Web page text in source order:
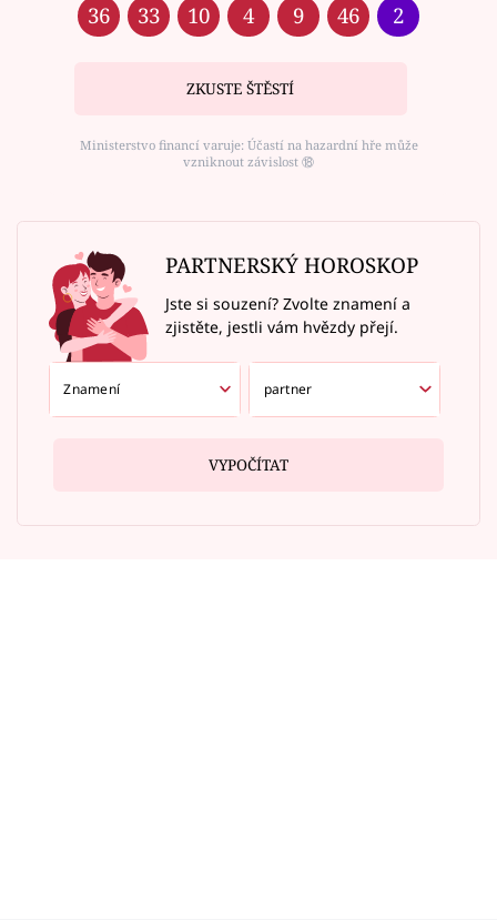
36 33 10 4 9 46 2
ZKUSTE ŠTĚSTÍ
Ministerstvo financí varuje: Účastí na hazardní hře může
vzniknout závislost ⑱
PARTNERSKÝ HOROSKOP
Jste si souzení? Zvolte znamení a
zjistěte, jestli vám hvězdy přejí.
VYPOČÍTAT